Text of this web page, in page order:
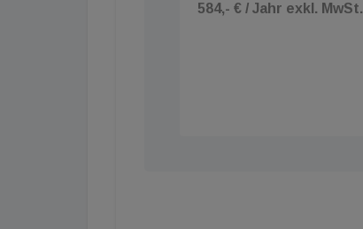
584,- € / Jahr exkl. MwSt.